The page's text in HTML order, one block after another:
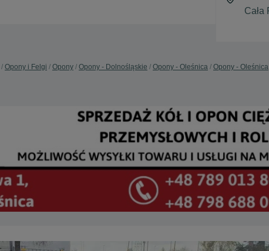
Opony i Felgi Opony Opony - Dolnośląskie Opony - Oleśnica Opony - Oleśnica